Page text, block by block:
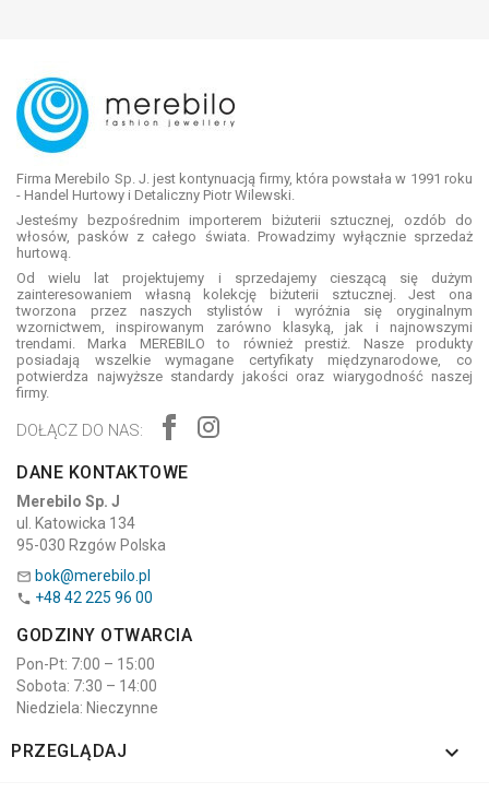
Firma Merebilo Sp. J. jest kontynuacją firmy, która powstała w 1991 roku
- Handel Hurtowy i Detaliczny Piotr Wilewski.
Jesteśmy bezpośrednim importerem biżuterii sztucznej, ozdób do
włosów, pasków z całego świata. Prowadzimy wyłącznie sprzedaż
hurtową.
Od wielu lat projektujemy i sprzedajemy cieszącą się dużym
zainteresowaniem własną kolekcję biżuterii sztucznej. Jest ona
tworzona przez naszych stylistów i wyróżnia się oryginalnym
wzornictwem, inspirowanym zarówno klasyką, jak i najnowszymi
trendami. Marka MEREBILO to również prestiż. Nasze produkty
posiadają wszelkie wymagane certyfikaty międzynarodowe, co
potwierdza najwyższe standardy jakości oraz wiarygodność naszej
firmy.
DOŁĄCZ DO NAS:
DANE KONTAKTOWE
Merebilo Sp. J
ul. Katowicka 134
95-030 Rzgów Polska
 bok@merebilo.pl
 +48 42 225 96 00
GODZINY OTWARCIA
Pon-Pt: 7:00 – 15:00
Sobota: 7:30 – 14:00
Niedziela: Nieczynne
PRZEGLĄDAJ 